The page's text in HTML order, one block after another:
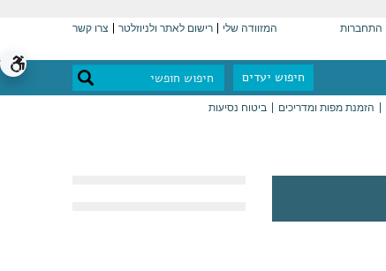
התחברות המזוודה שלי רישום לאתר ולניוזלטר צרו קשר
חיפוש יעדים
הזמנת מפות ומדריכים ביטוח נסיעות